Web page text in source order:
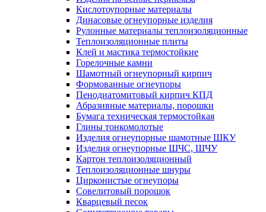
Кислотоупорные материалы
Динасовые огнеупорные изделия
Рулонные материалы теплоизоляционные
Тепло­изоляционные плиты
Клей и мастика термостойкие
Горелочные камни
Шамотный огнеупорный кирпич
Формованные огнеупоры
Пенодиатомитовый кирпич КПД
Абразивные материалы, порошки
Бумага техническая термостойкая
Глины тонкомолотые
Изделия огнеупорные шамотные ШКУ
Изделия огнеупорные ШЧС, ШЧУ
Картон теплоизоляционный
Теплоизоляционные шнуры
Цирконистые огнеупоры
Совелитовый порошок
Кварцевый песок